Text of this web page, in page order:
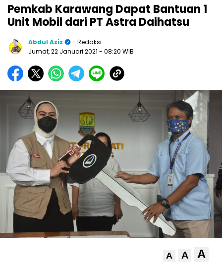
Pemkab Karawang Dapat Bantuan 1
Unit Mobil dari PT Astra Daihatsu
Abdul Aziz
- Redaksi
Jumat, 22 Januari 2021 - 08:20 WIB
A A A